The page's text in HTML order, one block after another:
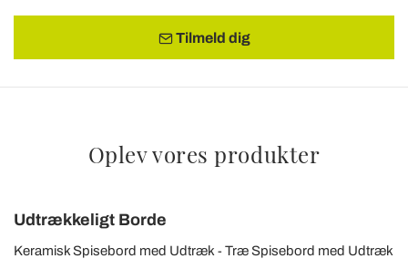
Tilmeld dig
Oplev vores produkter
Udtrækkeligt Borde
Keramisk Spisebord med Udtræk
Træ Spisebord med Udtræk